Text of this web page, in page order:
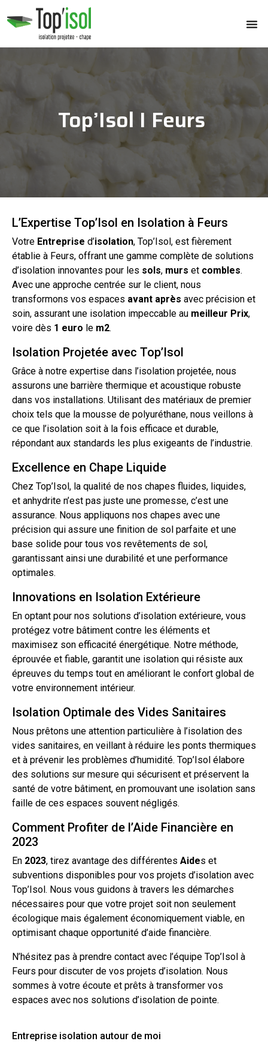
Top’Isol I Feurs
L’Expertise Top’Isol en Isolation à Feurs
Votre Entreprise d’isolation, Top’Isol, est fièrement
établie à Feurs, offrant une gamme complète de solutions
d’isolation innovantes pour les sols, murs et combles.
Avec une approche centrée sur le client, nous
transformons vos espaces avant après avec précision et
soin, assurant une isolation impeccable au meilleur Prix,
voire dès 1 euro le m2.
Isolation Projetée avec Top’Isol
Grâce à notre expertise dans l’isolation projetée, nous
assurons une barrière thermique et acoustique robuste
dans vos installations. Utilisant des matériaux de premier
choix tels que la mousse de polyuréthane, nous veillons à
ce que l’isolation soit à la fois efficace et durable,
répondant aux standards les plus exigeants de l’industrie.
Excellence en Chape Liquide
Chez Top’Isol, la qualité de nos chapes fluides, liquides,
et anhydrite n’est pas juste une promesse, c’est une
assurance. Nous appliquons nos chapes avec une
précision qui assure une finition de sol parfaite et une
base solide pour tous vos revêtements de sol,
garantissant ainsi une durabilité et une performance
optimales.
Innovations en Isolation Extérieure
En optant pour nos solutions d’isolation extérieure, vous
protégez votre bâtiment contre les éléments et
maximisez son efficacité énergétique. Notre méthode,
éprouvée et fiable, garantit une isolation qui résiste aux
épreuves du temps tout en améliorant le confort global de
votre environnement intérieur.
Isolation Optimale des Vides Sanitaires
Nous prêtons une attention particulière à l’isolation des
vides sanitaires, en veillant à réduire les ponts thermiques
et à prévenir les problèmes d’humidité. Top’Isol élabore
des solutions sur mesure qui sécurisent et préservent la
santé de votre bâtiment, en promouvant une isolation sans
faille de ces espaces souvent négligés.
Comment Profiter de l’Aide Financière en
2023
En 2023, tirez avantage des différentes Aides et
subventions disponibles pour vos projets d’isolation avec
Top’Isol. Nous vous guidons à travers les démarches
nécessaires pour que votre projet soit non seulement
écologique mais également économiquement viable, en
optimisant chaque opportunité d’aide financière.
N’hésitez pas à prendre contact avec l’équipe Top’Isol à
Feurs pour discuter de vos projets d’isolation. Nous
sommes à votre écoute et prêts à transformer vos
espaces avec nos solutions d’isolation de pointe.
Entreprise isolation autour de moi